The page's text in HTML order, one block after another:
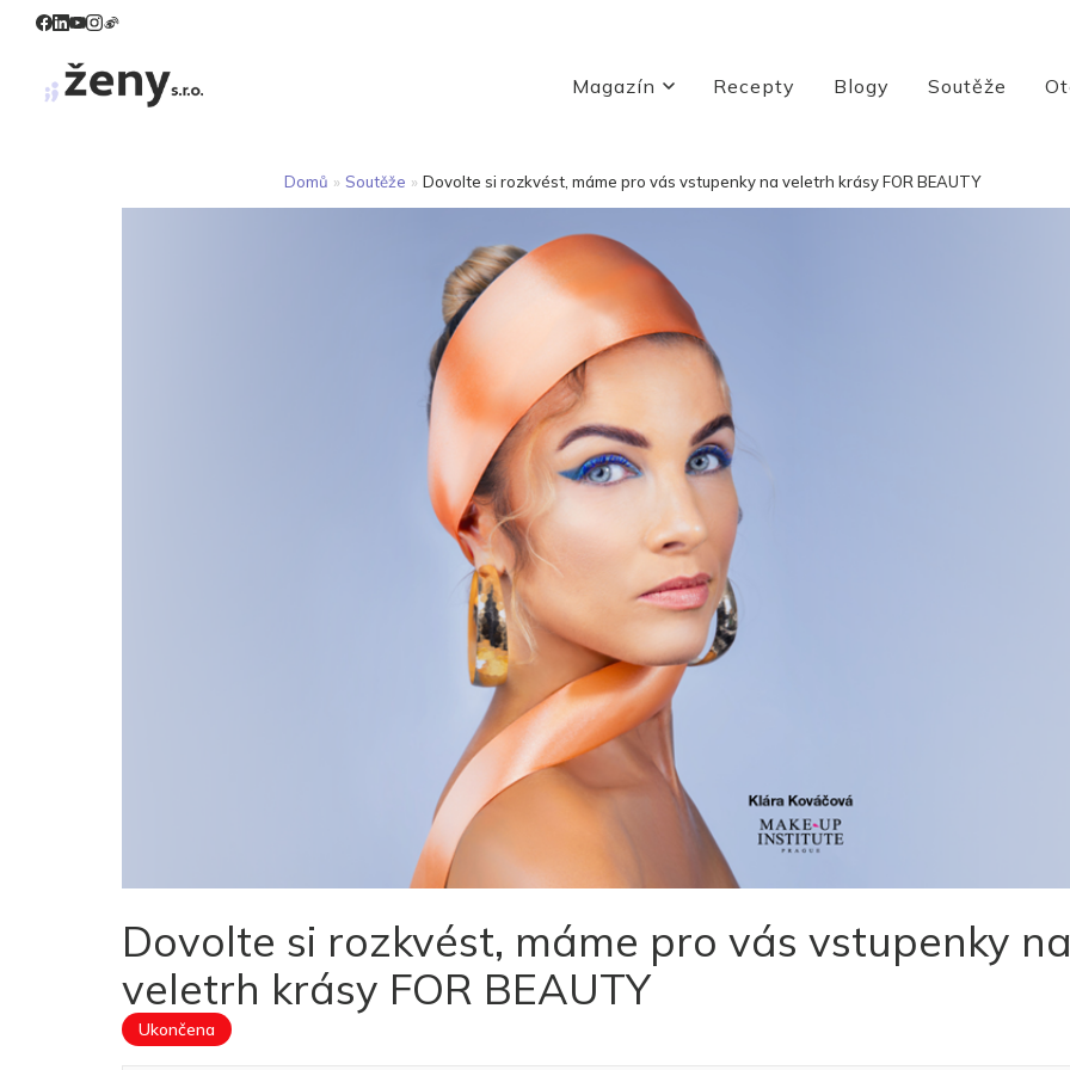
Magazín Recepty Blogy Soutěže
Domů » Soutěže » Dovolte si rozkvést, máme pro vás vstupenky na veletrh krásy FOR BEAUTY
Dovolte si rozkvést, máme pro vás vstupenky
veletrh krásy FOR BEAUTY
Ukončena